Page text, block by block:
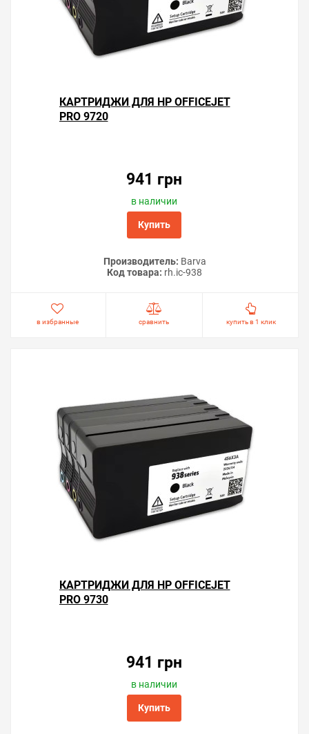
КАРТРИДЖИ ДЛЯ HP OFFICEJET
PRO 9720
941 грн
в наличии
Купить
Производитель: Barva
Код товара: rh.ic-938
в избранные сравнить купить в 1 клик
КАРТРИДЖИ ДЛЯ HP OFFICEJET
PRO 9730
941 грн
в наличии
Купить